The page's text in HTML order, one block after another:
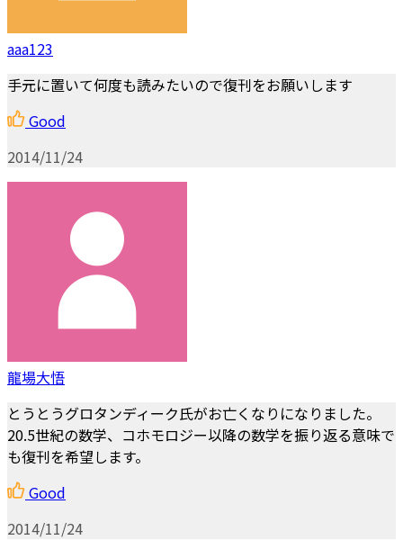
aaa123
手元に置いて何度も読みたいので復刊をお願いします
Good
2014/11/24
龍場大悟
とうとうグロタンディーク氏がお亡くなりになりました。
20.5世紀の数学、コホモロジー以降の数学を振り返る意味で
も復刊を希望します。
Good
2014/11/24